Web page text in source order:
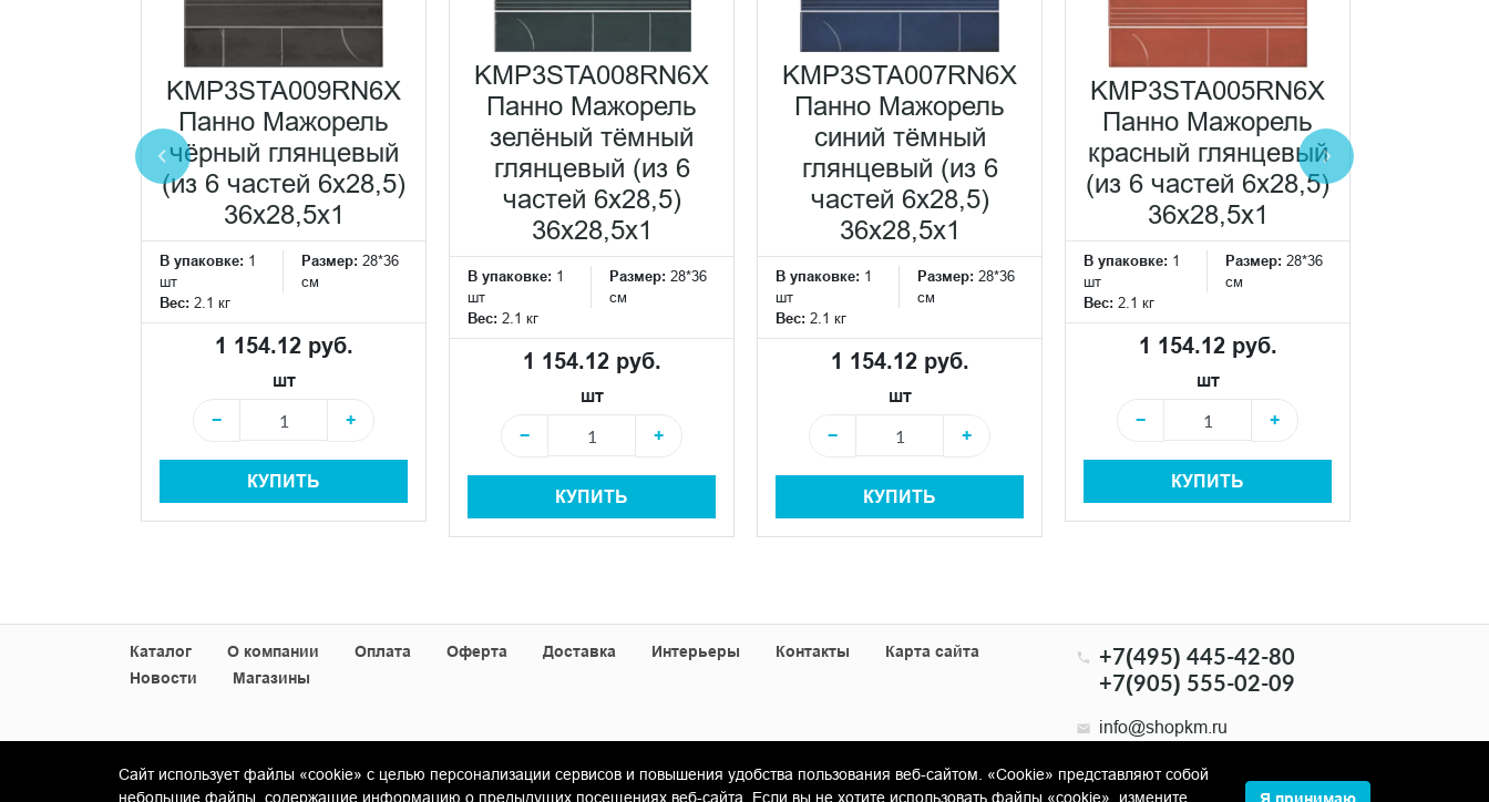
KMP3STA009RN6X
Панно Мажорель
чёрный глянцевый
(из 6 частей 6х28,5)
36x28,5x1
В упаковке: 1
шт
Размер: 28*36
см
Вес: 2.1 кг
1 154.12 руб.
шт
−
+
КУПИТЬ
KMP3STA008RN6X
Панно Мажорель
зелёный тёмный
глянцевый (из 6
частей 6х28,5)
36x28,5x1
В упаковке: 1
шт
Размер: 28*36
см
Вес: 2.1 кг
1 154.12 руб.
шт
−
+
КУПИТЬ
KMP3STA007RN6X
Панно Мажорель
синий тёмный
глянцевый (из 6
частей 6х28,5)
36x28,5x1
В упаковке: 1
шт
Размер: 28*36
см
Вес: 2.1 кг
1 154.12 руб.
шт
−
+
КУПИТЬ
KMP3STA005RN6X
Панно Мажорель
красный глянцевый
(из 6 частей 6х28,5)
36x28,5x1
В упаковке: 1
шт
Размер: 28*36
см
Вес: 2.1 кг
1 154.12 руб.
шт
−
+
КУПИТЬ
Каталог О компании Оплата Оферта Доставка Интерьеры Контакты
Карта сайта
Новости
Магазины
+7(495) 445-42-80
+7(905) 555-02-09
info@shopkm.ru
© Copyright 2013-2026 KERAMA MARAZZI, ООО «Гамма Керамика»
Сайт использует файлы «cookie» с целью персонализации сервисов и повышения удобства пользования веб-сайтом. «Cookie» представляют собой
небольшие файлы, содержащие информацию о предыдущих посещениях веб-сайта. Если вы не хотите использовать файлы «cookie», измените
Я принимаю